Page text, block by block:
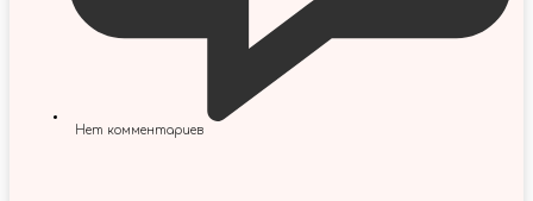
Нет комментариев